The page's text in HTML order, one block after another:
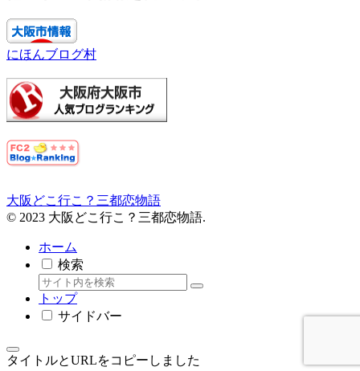
にほんブログ村
大阪どこ行こ？三都恋物語
© 2023 大阪どこ行こ？三都恋物語.
ホーム
検索
トップ
サイドバー
タイトルとURLをコピーしました